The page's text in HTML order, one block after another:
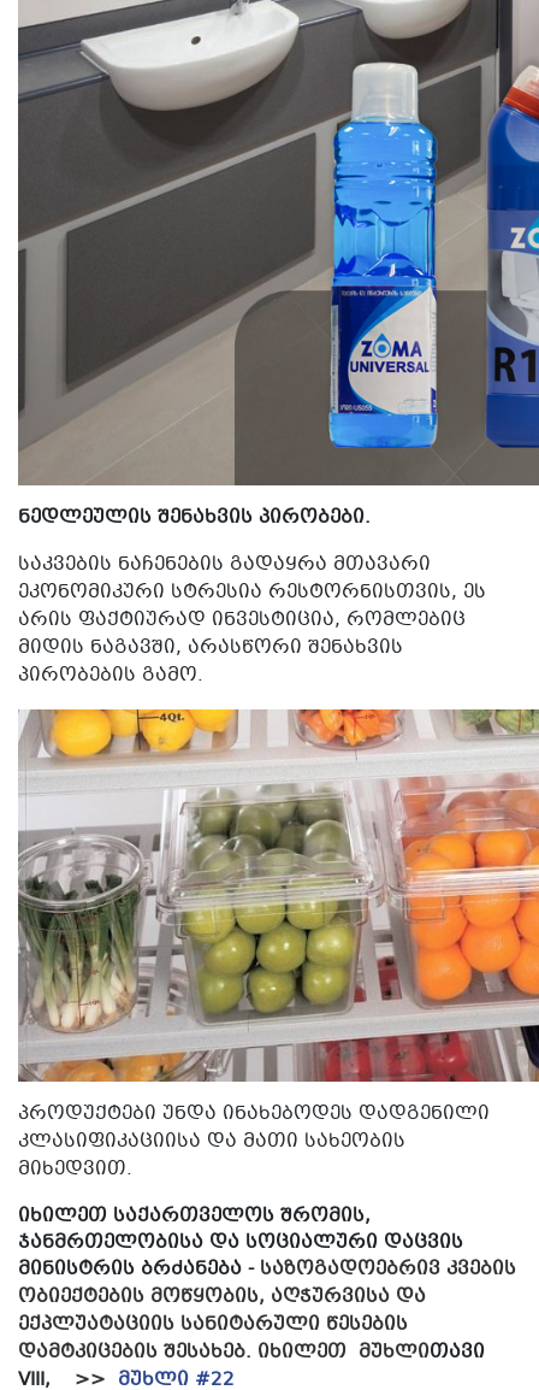
ᲜᲔᲓᲚᲔᲣᲚᲘᲡ ᲨᲔᲜᲐᲮᲕᲘᲡ ᲞᲘᲠᲝᲑᲔᲑᲘ.
ᲡᲐᲙᲕᲔᲑᲘᲡ ᲜᲐᲩᲔᲜᲔᲑᲘᲡ ᲒᲐᲓᲐᲧᲠᲐ ᲛᲗᲐᲕᲐᲠᲘ
ᲔᲙᲝᲜᲝᲛᲘᲙᲣᲠᲘ ᲡᲢᲠᲔᲡᲘᲐ ᲠᲔᲡᲢᲝᲠᲜᲘᲡᲗᲕᲘᲡ, ᲔᲡ
ᲐᲠᲘᲡ ᲤᲐᲥᲢᲘᲣᲠᲐᲓ ᲘᲜᲕᲔᲡᲢᲘᲪᲘᲐ, ᲠᲝᲛᲚᲔᲑᲘᲪ
ᲛᲘᲓᲘᲡ ᲜᲐᲒᲐᲕᲨᲘ, ᲐᲠᲐᲡᲬᲝᲠᲘ ᲨᲔᲜᲐᲮᲕᲘᲡ
ᲞᲘᲠᲝᲑᲔᲑᲘᲡ ᲒᲐᲛᲝ.
ᲞᲠᲝᲓᲣᲥᲢᲔᲑᲘ ᲣᲜᲓᲐ ᲘᲜᲐᲮᲔᲑᲝᲓᲔᲡ ᲓᲐᲓᲒᲔᲜᲘᲚᲘ
ᲙᲚᲐᲡᲘᲤᲘᲙᲐᲪᲘᲘᲡᲐ ᲓᲐ ᲛᲐᲗᲘ ᲡᲐᲮᲔᲝᲑᲘᲡ
ᲛᲘᲮᲔᲓᲕᲘᲗ.
იხილეთ საქართველოს შრომის,
ჯანმრთელობისა და სოციალური დაცვის
მინისტრის ბრძანება - ᲡᲐᲖᲝᲒᲐᲓᲝᲔᲑᲠᲘᲕ ᲙᲕᲔᲑᲘᲡ
ᲝᲑᲘᲔᲥᲢᲔᲑᲘᲡ ᲛᲝᲬᲧᲝᲑᲘᲡ, ᲐᲦᲭᲣᲠᲕᲘᲡᲐ ᲓᲐ
ᲔᲥᲞᲚᲣᲐᲢᲐᲪᲘᲘᲡ ᲡᲐᲜᲘᲢᲐᲠᲣᲚᲘ ᲬᲔᲡᲔᲑᲘᲡ
ᲓᲐᲛᲢᲙᲘᲪᲔᲑᲘᲡ ᲨᲔᲡᲐᲮᲔᲑ. ᲘᲮᲘᲚᲔᲗ ᲛᲣᲮᲚᲘთავი
VIII,
>> ᲛᲣᲮᲚᲘ #22